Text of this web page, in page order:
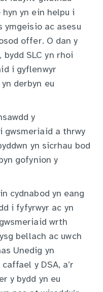
yn ein helpu i
ymgeisio ac asesu
offer. O dan y
SLC yn rhoi
i gyflenwyr
derbyn eu
y
gwsmeriaid a thrwy
yn sicrhau bod
gofynion y
cydnabod yn eang
i fyfyrwyr ac yn
wrth
bellach ac uwch
Unedig yn
y DSA, a’r
y bydd yn eu